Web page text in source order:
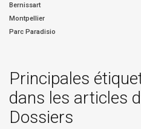
Bernissart
Montpellier
Parc Paradisio
Principales
dans les articles
Dossiers